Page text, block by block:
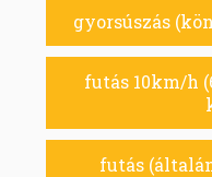
gyorsúszás
futás 10km/h
futás